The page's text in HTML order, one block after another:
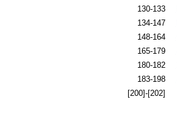
130-133
134-147
148-164
165-179
180-182
183-198
[200]-[202]